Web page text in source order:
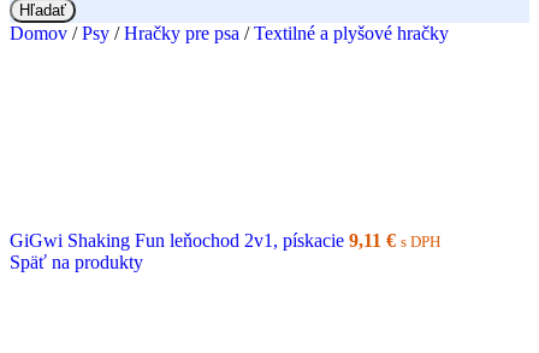
Hľadať
Domov / Psy / Hračky pre psa / Textilné a plyšové hračky
GiGwi Shaking Fun leňochod 2v1, pískacie 9,11 € s DPH
Späť na produkty